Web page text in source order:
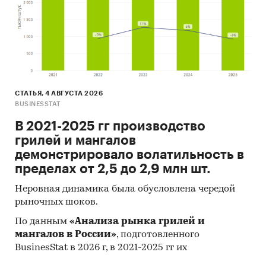
СТАТЬЯ, 4 АВГУСТА 2026
BUSINESSTAT
В 2021-2025 гг производство
грилей и мангалов
демонстрировало волатильность в
пределах от 2,5 до 2,9 млн шт.
Неровная динамика была обусловлена чередой
рыночных шоков.
По данным «Анализа рынка грилей и
мангалов в России», подготовленного
BusinesStat в 2026 г, в 2021-2025 гг их